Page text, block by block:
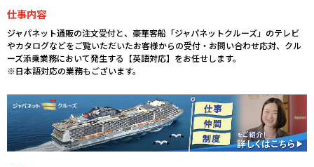
仕事内容
ジャパネット通販の注文受付と、豪華客船「ジャパネットクルーズ」のテレビ
やカタログなどをご覧いただいたお客様からの受付・お問い合わせ応対、クル
ーズ添乗業務において発生する【英語対応】をお任せします。
※日本語対応の業務もございます。